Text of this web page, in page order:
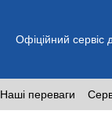
Офіційний сервіс
Наші переваги